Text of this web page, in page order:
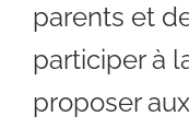
parents et
participer à
proposer